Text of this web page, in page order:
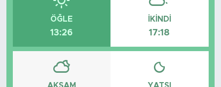
ÖĞLE
13:26
İKINDI
17:18